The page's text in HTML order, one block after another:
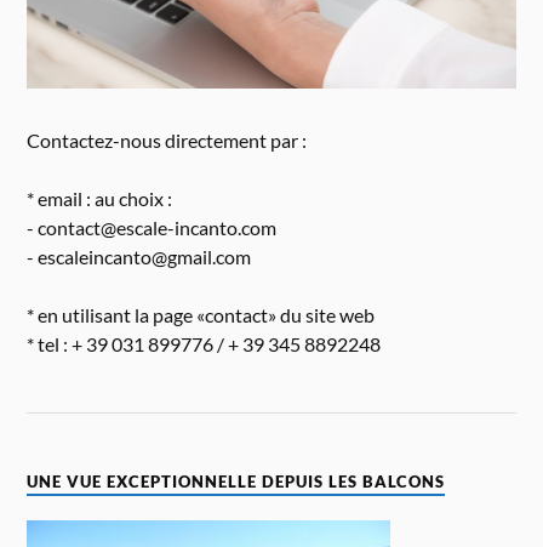
Contactez-nous directement par :
* email : au choix :
- contact@escale-incanto.com
- escaleincanto@gmail.com
* en utilisant la page «contact» du site web
* tel : + 39 031 899776 / + 39 345 8892248
UNE VUE EXCEPTIONNELLE DEPUIS LES BALCONS